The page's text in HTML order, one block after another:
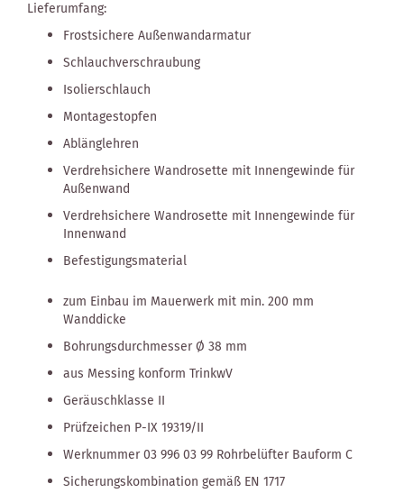
Lieferumfang:
Frostsichere Außenwandarmatur
Schlauchverschraubung
Isolierschlauch
Montagestopfen
Ablänglehren
Verdrehsichere Wandrosette mit Innengewinde für
Außenwand
Verdrehsichere Wandrosette mit Innengewinde für
Innenwand
Befestigungsmaterial
zum Einbau im Mauerwerk mit min. 200 mm
Wanddicke
Bohrungsdurchmesser Ø 38 mm
aus Messing konform TrinkwV
Geräuschklasse II
Prüfzeichen P-IX 19319/II
Werknummer 03 996 03 99 Rohrbelüfter Bauform C
Sicherungskombination gemäß EN 1717